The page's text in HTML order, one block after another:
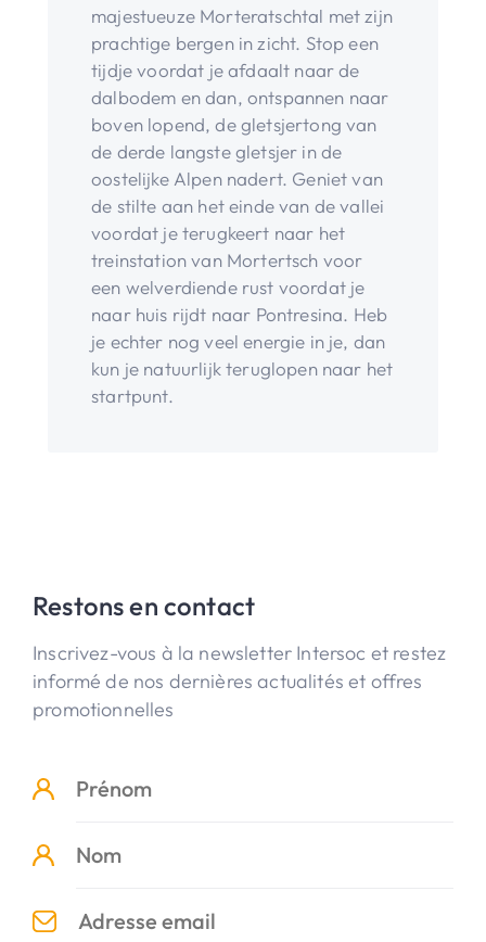
majestueuze Morteratschtal met zijn
prachtige bergen in zicht. Stop een
tijdje voordat je afdaalt naar de
dalbodem en dan, ontspannen naar
boven lopend, de gletsjertong van
de derde langste gletsjer in de
oostelijke Alpen nadert. Geniet van
de stilte aan het einde van de vallei
voordat je terugkeert naar het
treinstation van Mortertsch voor
een welverdiende rust voordat je
naar huis rijdt naar Pontresina. Heb
je echter nog veel energie in je, dan
kun je natuurlijk teruglopen naar het
startpunt.
Restons en contact
Inscrivez-vous à la newsletter Intersoc et restez
informé de nos dernières actualités et offres
promotionnelles